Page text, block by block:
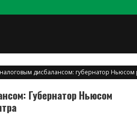
дисбалансом: губернатор Ньюсом
Губернатор Ньюсом